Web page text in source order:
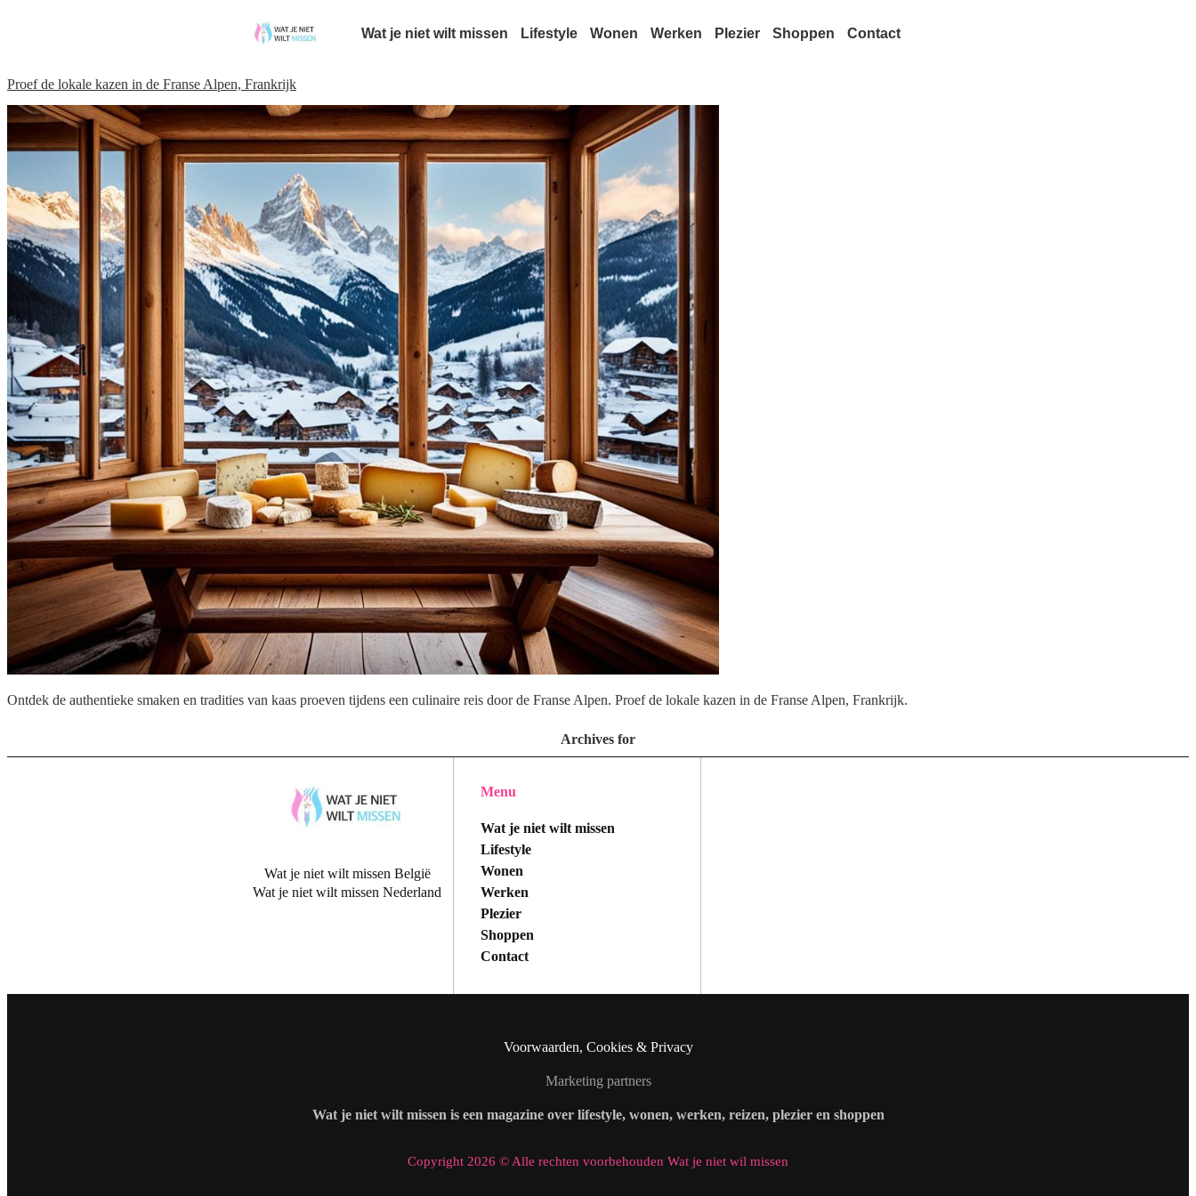
Wat je niet wilt missen Lifestyle Wonen Werken Plezier Shoppen Contact
Proef de lokale kazen in de Franse Alpen, Frankrijk
Ontdek de authentieke smaken en tradities van kaas proeven tijdens een culinaire reis door de Franse Alpen. Proef de lokale kazen in de Franse Alpen, Frankrijk.
Archives for
Wat je niet wilt missen België
Wat je niet wilt missen Nederland
Menu
Wat je niet wilt missen
Lifestyle
Wonen
Werken
Plezier
Shoppen
Contact
Voorwaarden, Cookies & Privacy
Marketing partners
Wat je niet wilt missen is een magazine over lifestyle, wonen, werken, reizen, plezier en shoppen
Copyright 2026 © Alle rechten voorbehouden Wat je niet wil missen